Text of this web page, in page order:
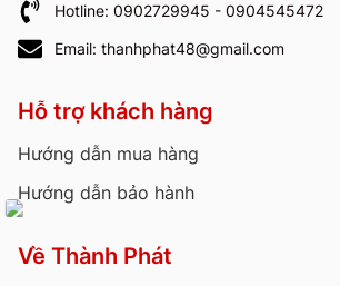
Hotline: 0902729945 - 0904545472
Email: thanhphat48@gmail.com
Hỗ trợ khách hàng
Hướng dẫn mua hàng
Hướng dẫn bảo hành
Về Thành Phát